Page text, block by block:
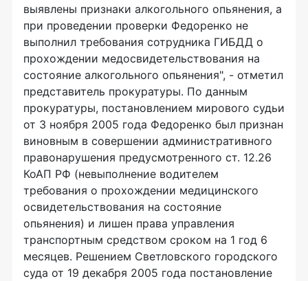
выявлены признаки алкогольного опьянения, а
при проведении проверки Федоренко не
выполнил требования сотрудника ГИБДД о
прохождении медосвидетельствования на
состояние алкогольного опьянения", - отметил
представитель прокуратуры. По данным
прокуратуры, постановлением мирового судьи
от 3 ноября 2005 года Федоренко был признан
виновным в совершении административного
правонарушения предусмотренного ст. 12.26
КоАП РФ (невыполнение водителем
требования о прохождении медицинского
освидетельствования на состояние
опьянения) и лишен права управления
транспортным средством сроком на 1 год 6
месяцев. Решением Светловского городского
суда от 19 декабря 2005 года постановление